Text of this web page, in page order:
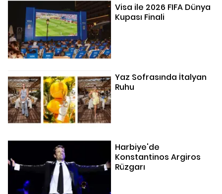
Visa ile 2026 FIFA Dünya
Kupası Finali
Yaz Sofrasında İtalyan
Ruhu
Harbiye'de
Konstantinos Argiros
Rüzgarı